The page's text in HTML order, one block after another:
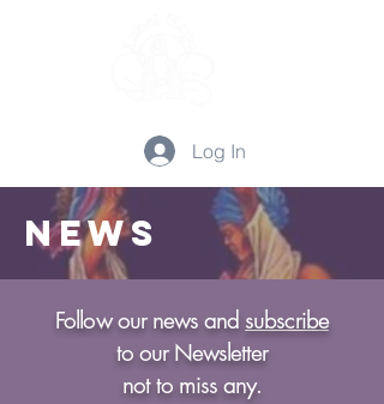
Log In
news
Follow our news and subscribe
to our Newsletter
not to miss any.